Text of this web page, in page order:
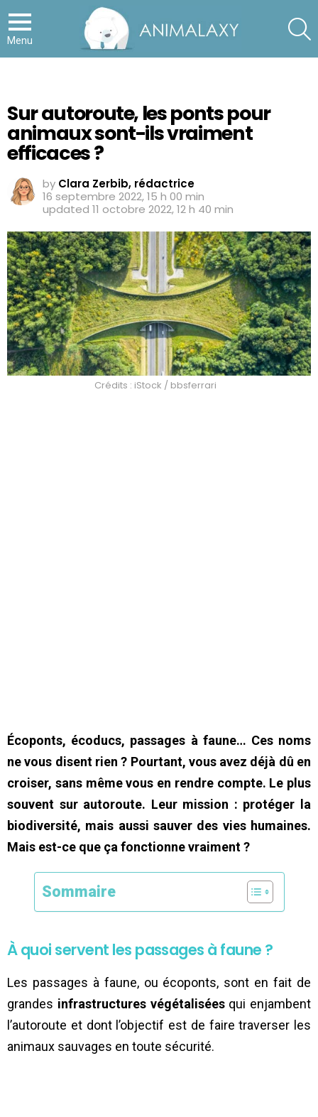
Menu
Sur autoroute, les ponts pour
animaux sont-ils vraiment
efficaces ?
by Clara Zerbib, rédactrice
16 septembre 2022, 15 h 00 min
updated 11 octobre 2022, 12 h 40 min
Crédits : iStock / bbsferrari
Écoponts, écoducs, passages à faune… Ces noms
ne vous disent rien ? Pourtant, vous avez déjà dû en
croiser, sans même vous en rendre compte. Le plus
souvent sur autoroute. Leur mission : protéger la
biodiversité, mais aussi sauver des vies humaines.
Mais est-ce que ça fonctionne vraiment ?
Sommaire
À quoi servent les passages à faune ?
Les passages à faune, ou écoponts, sont en fait de
grandes infrastructures végétaliséesqui enjambent
l’autoroute et dont l’objectif est de faire traverser les
animaux sauvages en toute sécurité.